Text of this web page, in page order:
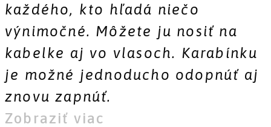
každého, kto hľadá niečo
výnimočné. Môžete ju nosiť na
kabelke aj vo vlasoch. Karabínku
je možné jednoducho odopnúť aj
znovu zapnúť.
Zobraziť viac